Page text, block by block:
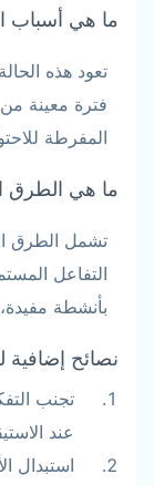
ما هي أسباب
تعود هذه
فترة معينة من
المفرطة
ما هي الطرق
تشمل الطرق
التفاعل
بأنشطة
نصائح إضافية
تجنب
عند
استبدال